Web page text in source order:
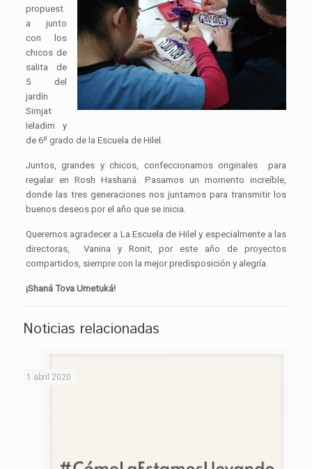
propuest
a junto
con los
chicos de
salita de
5 del
jardín
Simjat
Ieladim y
de 6º grado de la Escuela de Hilel.
Juntos, grandes y chicos, confeccionamos originales para
regalar en Rosh Hashaná. Pasamos un momento increíble,
donde las tres generaciones nos juntamos para transmitir los
buenos deseos por el año que se inicia.
Queremos agradecer a La Escuela de Hilel y especialmente a las
directoras, Vanina y Ronit, por este año de proyectos
compartidos, siempre con la mejor predisposición y alegría.
¡Shaná Tova Umetuká!
Noticias relacionadas
1 abril 2020